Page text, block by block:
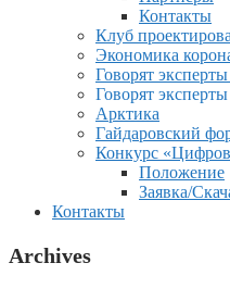
Контакты
Клуб
Экономика
Говорят
Говорят
Арктика
Гайдаровский
Конкурс
Положение
Заявка/
Контакты
Archives